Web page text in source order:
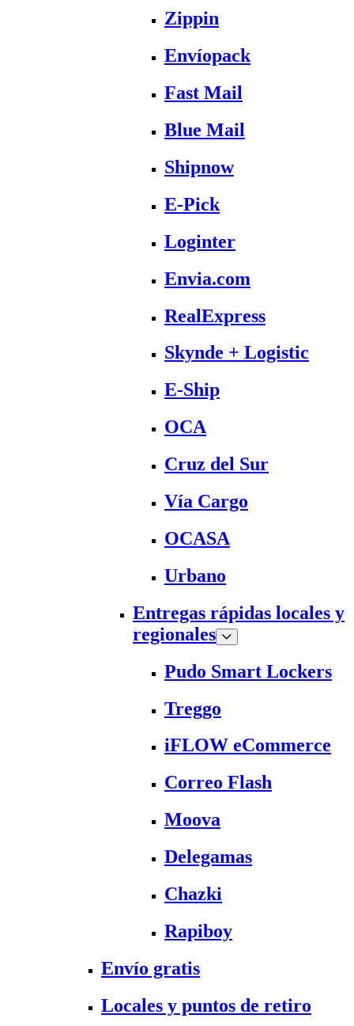
Zippin
Envíopack
Fast Mail
Blue Mail
Shipnow
E-Pick
Loginter
Envia.com
RealExpress
Skynde + Logistic
E-Ship
OCA
Cruz del Sur
Vía Cargo
OCASA
Urbano
Entregas rápidas locales y
regionales
Pudo Smart Lockers
Treggo
iFLOW eCommerce
Correo Flash
Moova
Delegamas
Chazki
Rapiboy
Envío gratis
Locales y puntos de retiro